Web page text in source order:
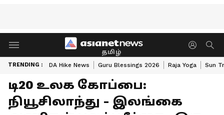
தமிழ்
TRENDING : DA Hike News Guru Blessings 2026 Raja Yoga Sun
டி20 உலக கோப்பை:
நியூசிலாந்து - இலங்கை